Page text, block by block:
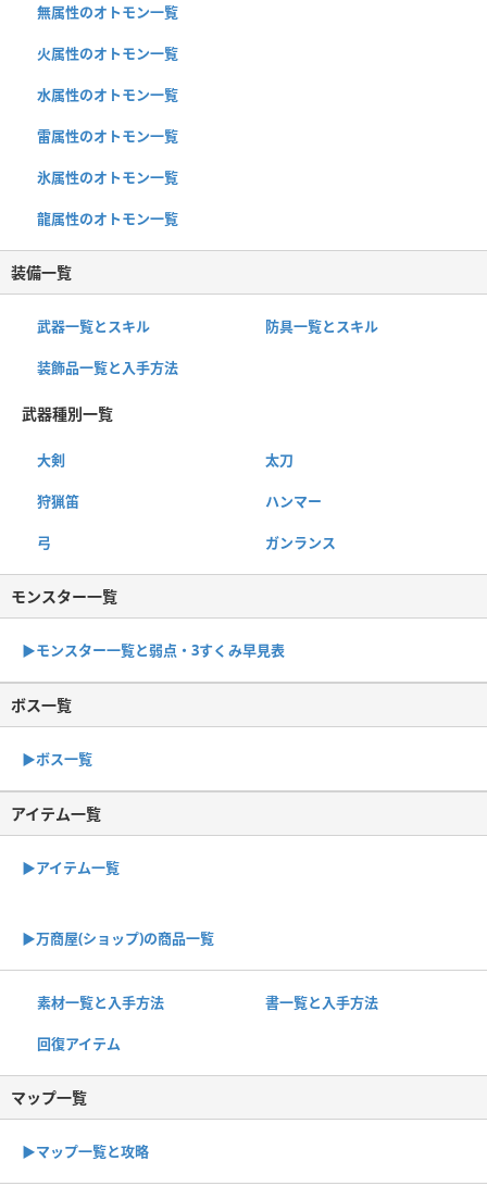
無属性のオトモン一覧
火属性のオトモン一覧
水属性のオトモン一覧
雷属性のオトモン一覧
氷属性のオトモン一覧
龍属性のオトモン一覧
装備一覧
武器一覧とスキル 防具一覧とスキル
装飾品一覧と入手方法
武器種別一覧
大剣 太刀
狩猟笛 ハンマー
弓 ガンランス
モンスター一覧
▶︎モンスター一覧と弱点・3すくみ早見表
ボス一覧
▶︎ボス一覧
アイテム一覧
▶アイテム一覧
▶︎万商屋(ショップ)の商品一覧
素材一覧と入手方法 書一覧と入手方法
回復アイテム
マップ一覧
▶︎マップ一覧と攻略